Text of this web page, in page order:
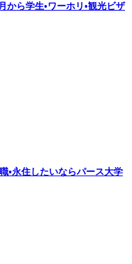
から学生•ワーホリ•観光ビザ
•永住したいならパース大学